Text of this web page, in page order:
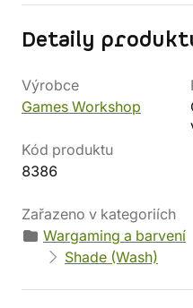
Detaily
Výrobce
Games Workshop
Kód produktu
8386
Zařazeno v kategoriích
Wargaming a barvení
Shade (Wash)